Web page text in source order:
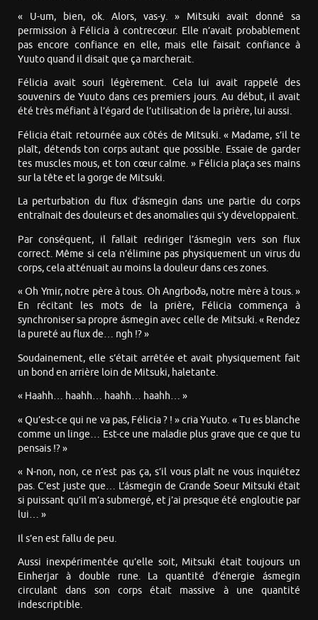
« U-um, bien, ok. Alors, vas-y. » Mitsuki avait donné sa
permission à Félicia à contrecœur. Elle n’avait probablement
pas encore confiance en elle, mais elle faisait confiance à
Yuuto quand il disait que ça marcherait.
Félicia avait souri légèrement. Cela lui avait rappelé des
souvenirs de Yuuto dans ces premiers jours. Au début, il avait
été très méfiant à l’égard de l’utilisation de la prière, lui aussi.
Félicia était retournée aux côtés de Mitsuki. « Madame, s’il te
plaît, détends ton corps autant que possible. Essaie de garder
tes muscles mous, et ton cœur calme. » Félicia plaça ses mains
sur la tête et la gorge de Mitsuki.
La perturbation du flux d’ásmegin dans une partie du corps
entraînait des douleurs et des anomalies qui s’y développaient.
Par conséquent, il fallait rediriger l’ásmegin vers son flux
correct. Même si cela n’élimine pas physiquement un virus du
corps, cela atténuait au moins la douleur dans ces zones.
« Oh Ymir, notre père à tous. Oh Angrboða, notre mère à tous. »
En récitant les mots de la prière, Félicia commença à
synchroniser sa propre ásmegin avec celle de Mitsuki. « Rendez
la pureté au flux de… ngh !? »
Soudainement, elle s’était arrêtée et avait physiquement fait
un bond en arrière loin de Mitsuki, haletante.
« Haahh… haahh… haahh… haahh… »
« Qu’est-ce qui ne va pas, Félicia ? ! » cria Yuuto. « Tu es blanche
comme un linge… Est-ce une maladie plus grave que ce que tu
pensais !? »
« N-non, non, ce n’est pas ça, s’il vous plaît ne vous inquiétez
pas. C’est juste que… L’ásmegin de Grande Soeur Mitsuki était
si puissant qu’il m’a submergé, et j’ai presque été engloutie par
lui… »
Il s’en est fallu de peu.
Aussi inexpérimentée qu’elle soit, Mitsuki était toujours un
Einherjar à double rune. La quantité d’énergie ásmegin
circulant dans son corps était massive à une quantité
indescriptible.